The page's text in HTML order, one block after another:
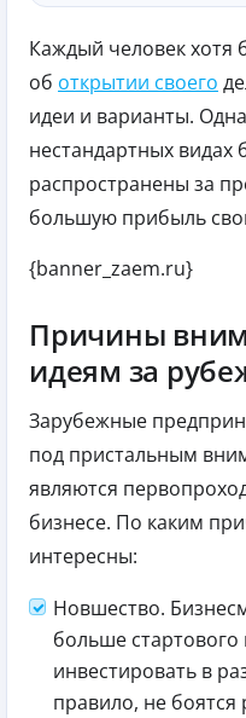
Каждый человек хотя
об открытии своего
идеи и варианты.
нестандартных видах
распространены за
большую прибыль
{banner_zaem.ru}
Причины
идеям за
Зарубежные
под пристальным
являются
бизнесе. По каким
интересны:
Новшество.
больше
инвестировать в
правило, не боятся